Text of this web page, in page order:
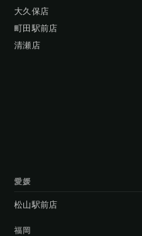
大久保店
町田駅前店
清瀬店
愛媛
松山駅前店
福岡